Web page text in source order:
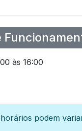
às 16:00
podem